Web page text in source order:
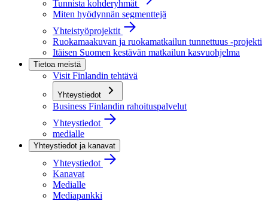
Tunnista kohderyhmät
Miten hyödynnän segmenttejä
Yhteistyöprojektit
Ruokamaakuvan ja ruokamatkailun tunnettuus -projekti
Itäisen Suomen kestävän matkailun kasvuohjelma
Tietoa meistä
Visit Finlandin tehtävä
Yhteystiedot
Business Finlandin rahoituspalvelut
Yhteystiedot
medialle
Yhteystiedot ja kanavat
Yhteystiedot
Kanavat
Medialle
Mediapankki